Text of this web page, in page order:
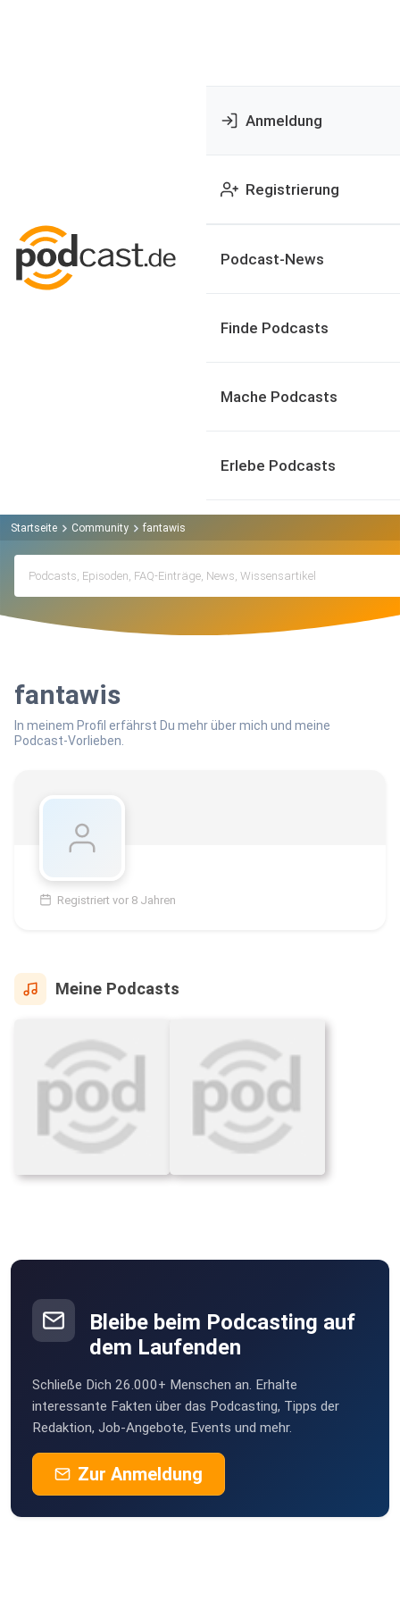
Anmeldung
Registrierung
Podcast-News
Finde Podcasts
Mache Podcasts
Erlebe Podcasts
Startseite Community fantawis
fantawis
In meinem Profil erfährst Du mehr über mich und meine
Podcast-Vorlieben.
Registriert vor 8 Jahren
Meine Podcasts
Bleibe beim Podcasting auf
dem Laufenden
Schließe Dich 26.000+ Menschen an. Erhalte
interessante Fakten über das Podcasting, Tipps der
Redaktion, Job-Angebote, Events und mehr.
Zur Anmeldung